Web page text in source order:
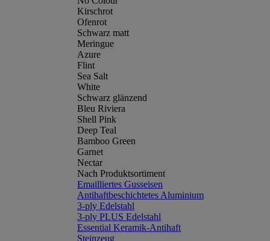
Kirschrot
Ofenrot
Schwarz matt
Meringue
Azure
Flint
Sea Salt
White
Schwarz glänzend
Bleu Riviera
Shell Pink
Deep Teal
Bamboo Green
Garnet
Nectar
Nach Produktsortiment
Emailliertes Gusseisen
Antihaftbeschichtetes Aluminium
3-ply Edelstahl
3-ply PLUS Edelstahl
Essential Keramik-Antihaft
Steinzeug